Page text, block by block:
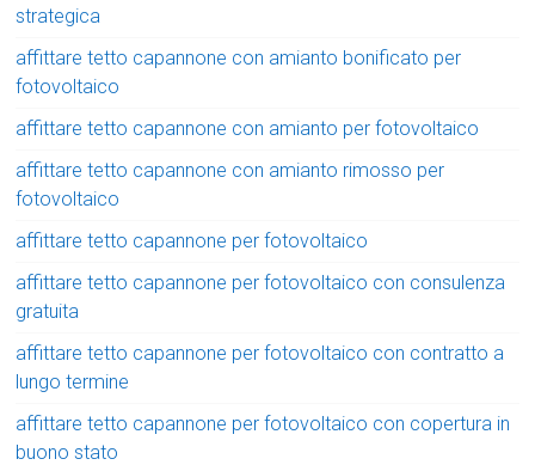
strategica
affittare tetto capannone con amianto bonificato per
fotovoltaico
affittare tetto capannone con amianto per fotovoltaico
affittare tetto capannone con amianto rimosso per
fotovoltaico
affittare tetto capannone per fotovoltaico
affittare tetto capannone per fotovoltaico con consulenza
gratuita
affittare tetto capannone per fotovoltaico con contratto a
lungo termine
affittare tetto capannone per fotovoltaico con copertura in
buono stato